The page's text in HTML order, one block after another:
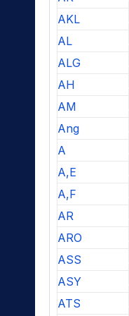
AKL
AL
ALG
AH
AM
Ang
A
A,E
A,F
AR
ARO
ASS
ASY
ATS